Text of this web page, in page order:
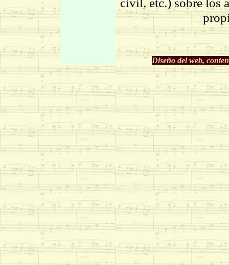
Diseño del web,